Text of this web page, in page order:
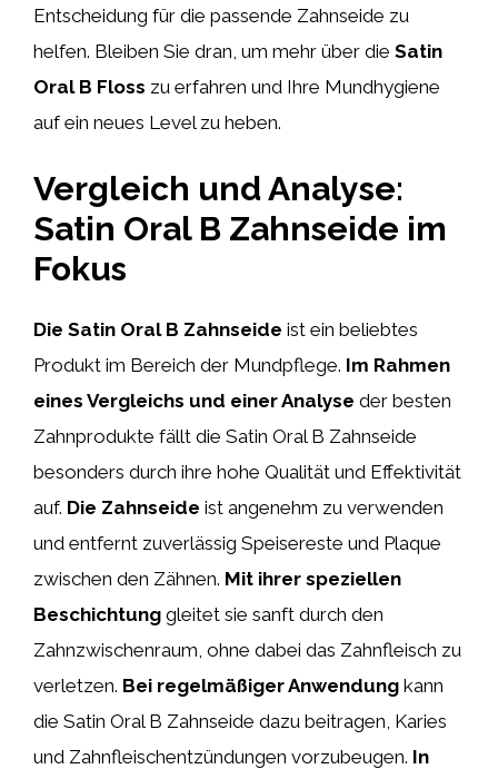
Entscheidung für die passende Zahnseide zu
helfen. Bleiben Sie dran, um mehr über die Satin
Oral B Floss zu erfahren und Ihre Mundhygiene
auf ein neues Level zu heben.
Vergleich und Analyse:
Satin Oral B Zahnseide im
Fokus
Die Satin Oral B Zahnseide ist ein beliebtes
Produkt im Bereich der Mundpflege. Im Rahmen
eines Vergleichs und einer Analyse der besten
Zahnprodukte fällt die Satin Oral B Zahnseide
besonders durch ihre hohe Qualität und Effektivität
auf. Die Zahnseide ist angenehm zu verwenden
und entfernt zuverlässig Speisereste und Plaque
zwischen den Zähnen. Mit ihrer speziellen
Beschichtung gleitet sie sanft durch den
Zahnzwischenraum, ohne dabei das Zahnfleisch zu
verletzen. Bei regelmäßiger Anwendung kann
die Satin Oral B Zahnseide dazu beitragen, Karies
und Zahnfleischentzündungen vorzubeugen. In